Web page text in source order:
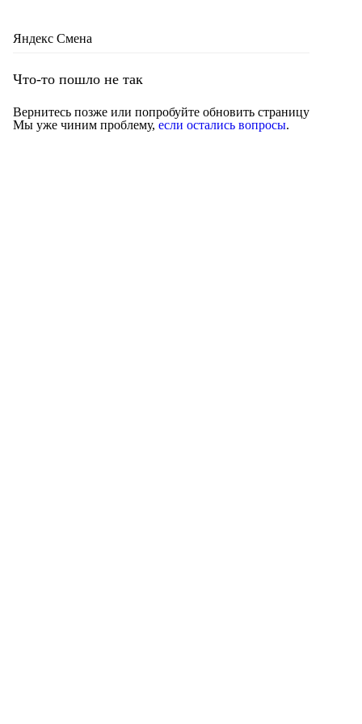
Яндекс Смена
Что-то пошло не так
Вернитесь позже или попробуйте обновить страницу
Мы уже чиним проблему, если остались вопросы.